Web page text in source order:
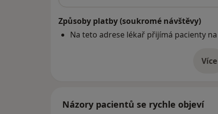
Způsoby platby (soukromé návštěvy)
Na teto adrese lékař přijímá pacienty
Více
o
Názory pacientů se rychle objeví